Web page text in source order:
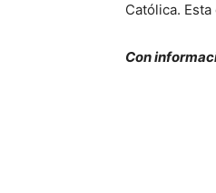
Católica.
Con